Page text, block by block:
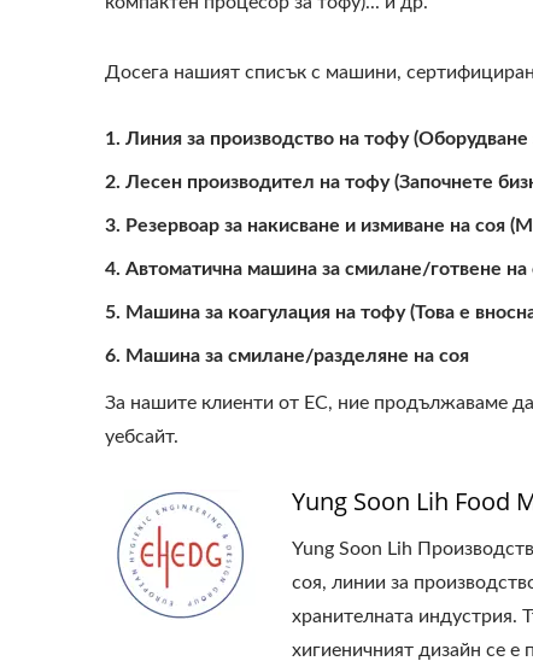
Досега нашият списък с машини,
Линия за производство на тофу
Лесен производител на тофу (Започнете
Резервоар за накисване и измиване на соя
Автоматична машина за смилане/готвене на
Машина за коагулация на тофу (Това е
Машина за смилане/разделяне на соя
За нашите клиенти от ЕС, ние продължаваме
уебсайт.
Yung Soon Lih Food
Yung Soon Lih
соя, линии за
хранителната индустрия.
хигиеничният дизайн се е